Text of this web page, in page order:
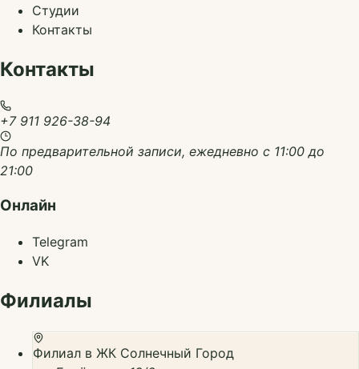
Студии
Контакты
Контакты
+7 911 926-38-94
По предварительной записи, ежедневно с 11:00 до
21:00
Онлайн
Telegram
VK
Филиалы
Филиал в ЖК Солнечный Город